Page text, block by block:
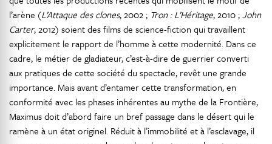
l’arène (L’Attaque des clones, 2002 ; Tron : L’Héritage, 2010 ;John
Carter, 2012) soient des films de science-fiction qui travaillent
explicitement le rapport de l’homme à cette modernité. Dans ce
cadre, le métier de gladiateur, c’est-à-dire de guerrier converti
aux pratiques de cette société du spectacle, revêt une grande
importance. Mais avant d’entamer cette transformation, en
conformité avec les phases inhérentes au mythe de la Frontière,
Maximus doit d’abord faire un bref passage dans le désert qui le
ramène à un état originel. Réduit à l’immobilité et à l’esclavage, il